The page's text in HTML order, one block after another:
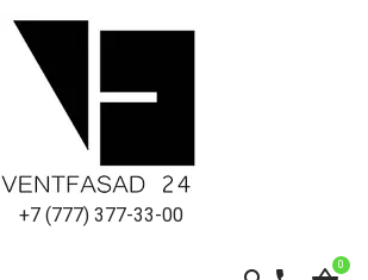
+7 (777) 377-33-00
0